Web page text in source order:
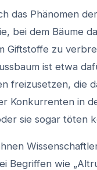
das Phänomen der
bei dem Bäume
Giftstoffe zu
ist etwa
freizusetzen, die
Konkurrenten in
sie sogar töten
Begriffen wie